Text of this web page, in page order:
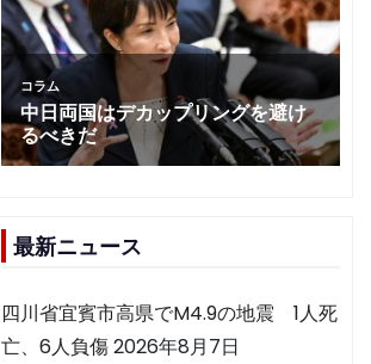
最新ニュース
四川省宜賓市高県でM4.9の地震 1人死
亡、6人負傷2026年8月7日